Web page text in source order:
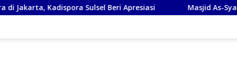
Sulsel Beri Apresiasi Masjid As-Syafi’iyah Sidoarjo